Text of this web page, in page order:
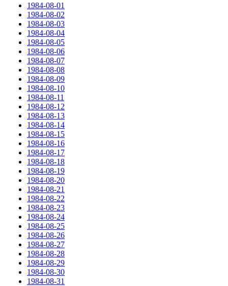
1984-08-01
1984-08-02
1984-08-03
1984-08-04
1984-08-05
1984-08-06
1984-08-07
1984-08-08
1984-08-09
1984-08-10
1984-08-11
1984-08-12
1984-08-13
1984-08-14
1984-08-15
1984-08-16
1984-08-17
1984-08-18
1984-08-19
1984-08-20
1984-08-21
1984-08-22
1984-08-23
1984-08-24
1984-08-25
1984-08-26
1984-08-27
1984-08-28
1984-08-29
1984-08-30
1984-08-31